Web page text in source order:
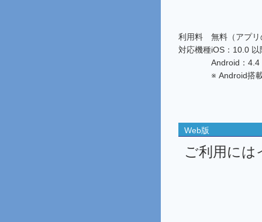
利用料
無料（アプ
対応機種iOS：10.0
Android：4.4
※ Android搭
Web版
ご利用には